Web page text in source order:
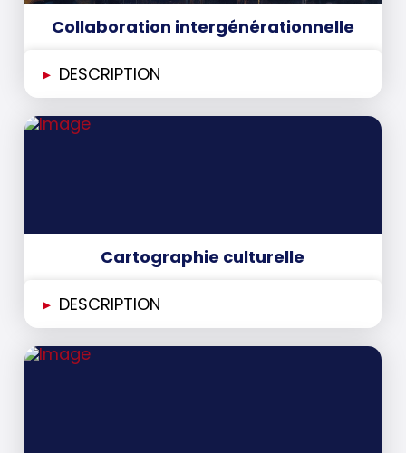
Collaboration intergénérationnelle
▸ DESCRIPTION
Cartographie culturelle
▸ DESCRIPTION